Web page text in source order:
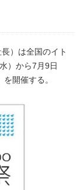
）は全国のイト
）から7月9日
開催する。